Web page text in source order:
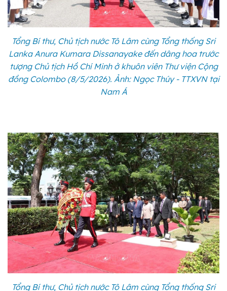
Tổng Bí thư, Chủ tịch nước Tô Lâm cùng Tổng thống Sri
Lanka Anura Kumara Dissanayake đến dâng hoa trước
tượng Chủ tịch Hồ Chí Minh ở khuôn viên Thư viện Cộng
đồng Colombo (8/5/2026). Ảnh: Ngọc Thúy - TTXVN tại
Nam Á
Tổng Bí thư, Chủ tịch nước Tô Lâm cùng Tổng thống Sri